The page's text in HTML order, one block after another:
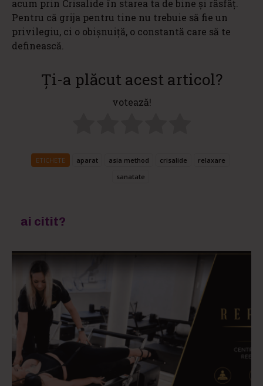
acum prin Crisalide în starea ta de bine și răsfăț.
Pentru că grija pentru tine nu trebuie să fie un
privilegiu, ci o obișnuiță, o constantă care să te
definească.
Ți-a plăcut acest articol?
votează!
ETICHETE aparat asia method crisalide
relaxare
sanatate
ai citit?